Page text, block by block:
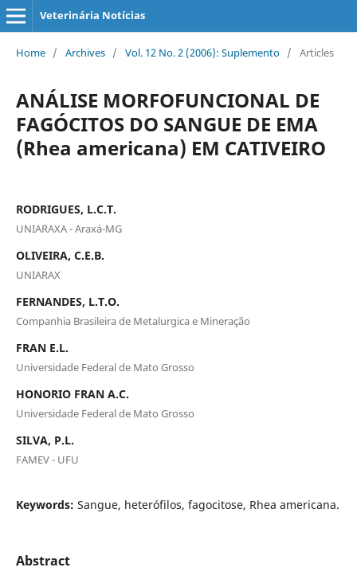
Veterinária Notícias
Home / Archives / Vol. 12 No. 2 (2006): Suplemento / Articles
ANÁLISE MORFOFUNCIONAL DE
FAGÓCITOS DO SANGUE DE EMA
(Rhea americana) EM CATIVEIRO
RODRIGUES, L.C.T.
UNIARAXA - Araxá-MG
OLIVEIRA, C.E.B.
UNIARAX
FERNANDES, L.T.O.
Companhia Brasileira de Metalurgica e Mineração
FRAN E.L.
Universidade Federal de Mato Grosso
HONORIO FRAN A.C.
Universidade Federal de Mato Grosso
SILVA, P.L.
FAMEV - UFU
Keywords: Sangue, heterófilos, fagocitose, Rhea americana.
Abstract